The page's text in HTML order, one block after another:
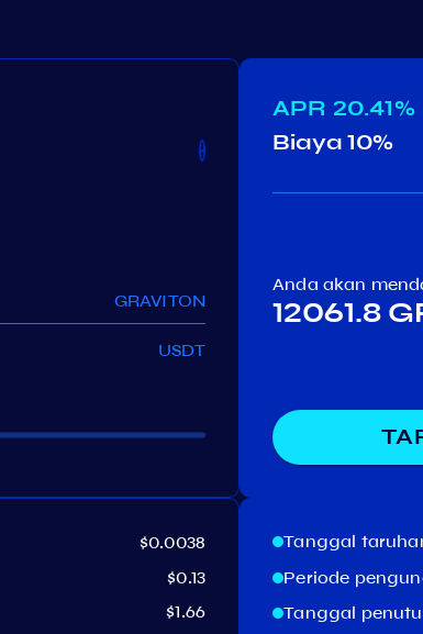
GRAVITON
USDT
$0.0038
$0.13
$1.66
APR 20.41%
Biaya10%
Anda akan
12061.8
Tanggal
Periode
Tanggal